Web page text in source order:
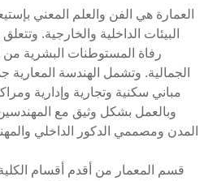
العمارة هي الفن والعلم المعني
البيئات الداخلية والخارجية.
رفاة المستوطنات البشرية من
الجمالية. وتشمل الهندسة المعارية
مباني سكنية وتجارية وإدارية
وبالعمل بشكل وثيق مع
المدن ومصممي الدكور الداخلي
قسم المعمار من أقدم أقسام